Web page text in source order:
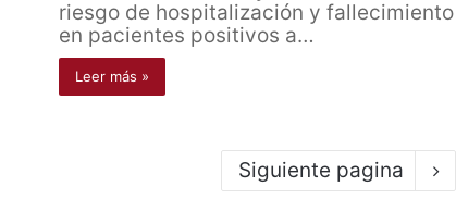
riesgo de hospitalización y fallecimiento
en pacientes positivos a…
Leer más »
Siguiente pagina